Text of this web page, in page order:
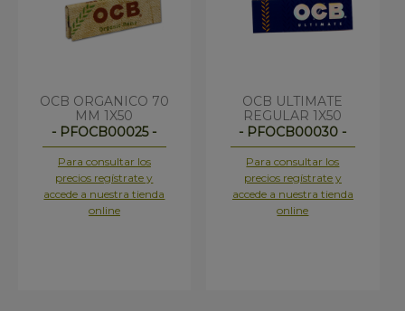
OCB ORGANICO 70
MM 1X50
- PFOCB00025 -
Para consultar los
precios regístrate y
accede a nuestra tienda
online
OCB ULTIMATE
REGULAR 1X50
- PFOCB00030 -
Para consultar los
precios regístrate y
accede a nuestra tienda
online